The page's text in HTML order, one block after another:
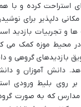
استراحت کرده و با
مکانی دلپذیر برای
ها و تجربیات بازدید
محیط موزه کمک می
بازدیدهای گروهی
دانش آموزان و
درصدی بر روی بلیط